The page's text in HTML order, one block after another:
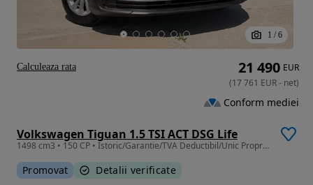
1 / 6
Volkswagen Tiguan 1.5 TSI ACT DSG Life
1498 cm3 • 150 CP • Istoric/Garantie/TVA Deductibil/Unic Proprietar/Facelift/Distronic
Promovat Detalii verificate
21 490 EUR
(17 761 EUR- net)
Conform mediei
Calculeaza rata